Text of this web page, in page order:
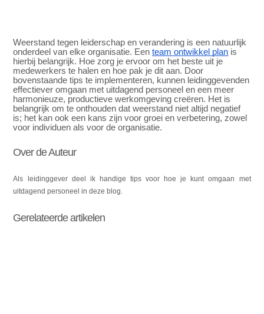
Weerstand tegen leiderschap en verandering is een natuurlijk
onderdeel van elke organisatie. Eenteam ontwikkel plan is
hierbij belangrijk. Hoe zorg je ervoor om het beste uit je
medewerkers te halen en hoe pak je dit aan. Door
bovenstaande tips te implementeren, kunnen leidinggevenden
effectiever omgaan met uitdagend personeel en een meer
harmonieuze, productieve werkomgeving creëren. Het is
belangrijk om te onthouden dat weerstand niet altijd negatief
is; het kan ook een kans zijn voor groei en verbetering, zowel
voor individuen als voor de organisatie.
Over de Auteur
Als leidinggever deel ik handige tips voor hoe je kunt omgaan met
uitdagend personeel in deze blog.
Gerelateerde artikelen